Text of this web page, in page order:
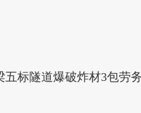
五标隧道爆破炸材3包劳